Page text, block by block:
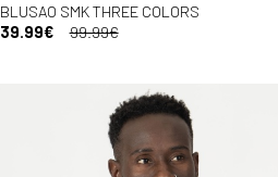
BLUSAO SMK THREE COLORS
39.99€
99.99€